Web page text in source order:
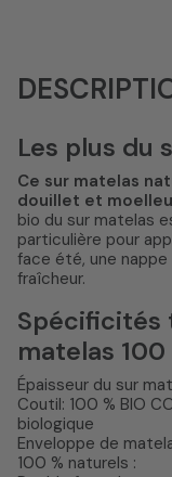
Les plus du
Ce sur matelas
douillet et
bio du sur matelas
particulière pour
face été, une
fraîcheur.
Spécificités
matelas 100
Épaisseur du sur
Coutil: 100 % BIO
biologique
Enveloppe de
100 % naturels :